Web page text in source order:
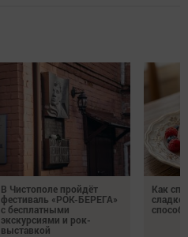
В Чистополе пройдёт
фестиваль «РОК-БЕРЕГА»
с бесплатными
экскурсиями и рок-
выставкой
Как